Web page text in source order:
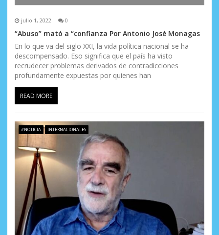
julio 1, 2022 0
“Abuso” mató a “confianza Por Antonio José Monagas
En lo que va del siglo XXI, la vida política nacional se ha
descompensado. Eso significa que el país ha visto
recrudecer problemas derivados de contradicciones
profundamente expuestas por quienes han
READ MORE
#NOTICIA INTERNACIONALES